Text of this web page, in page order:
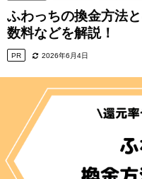
ふわっちの換金方法
数料などを解説！
PR 2026年6月4日